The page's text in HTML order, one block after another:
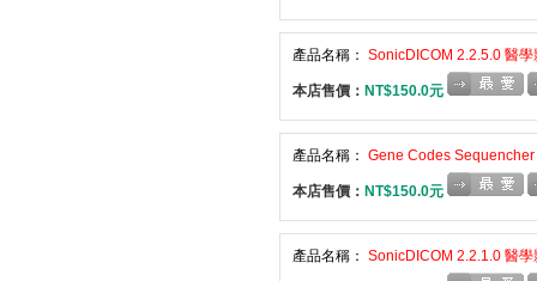
產品名稱： SonicDICOM 2.2.5.0 醫
本店售價： NT$150.0元
產品名稱： Gene Codes
本店售價： NT$150.0元
產品名稱： SonicDICOM 2.2.1.0 醫